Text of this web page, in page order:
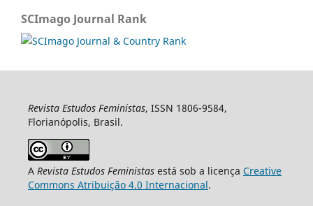
SCImago Journal Rank
Revista Estudos Feministas, ISSN 1806-9584,
Florianópolis, Brasil.
A Revista Estudos Feministasestá sob a licença Creative
Commons Atribuição 4.0 Internacional.